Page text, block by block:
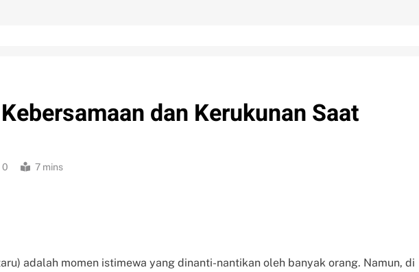
dan Kerukunan Saat
0 7 mins
adalah momen istimewa yang dinanti-nantikan oleh banyak orang. Namun, di